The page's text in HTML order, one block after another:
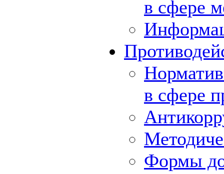
в сфере
в сфере
Формы